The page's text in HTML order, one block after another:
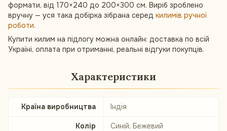
формати, від 170×240 до 200×300 см. Виріб зроблено
вручну — уся така добірка зібрана серед килимів ручної
роботи.
Купити килим на підлогу можна онлайн: доставка по всій
Україні, оплата при отриманні, реальні відгуки покупців.
Характеристики
Країна виробництва Індія
Колір Синій, Бежевий